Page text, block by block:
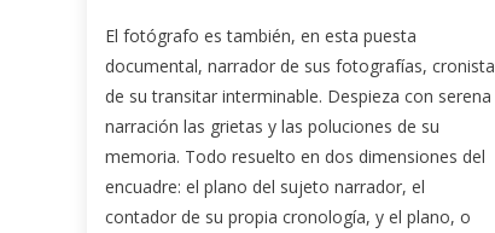
El fotógrafo es también, en esta puesta
documental, narrador de sus fotografías, cronista
de su transitar interminable. Despieza con serena
narración las grietas y las poluciones de su
memoria. Todo resuelto en dos dimensiones del
encuadre: el plano del sujeto narrador, el
contador de su propia cronología, y el plano, o